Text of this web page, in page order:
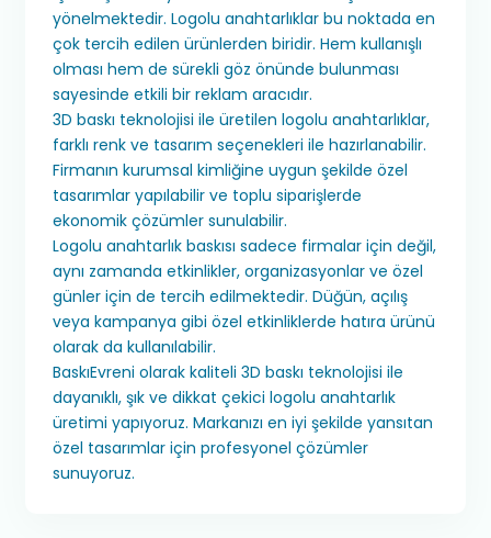
yönelmektedir. Logolu anahtarlıklar bu noktada en
çok tercih edilen ürünlerden biridir. Hem kullanışlı
olması hem de sürekli göz önünde bulunması
sayesinde etkili bir reklam aracıdır.
3D baskı teknolojisi ile üretilen logolu anahtarlıklar,
farklı renk ve tasarım seçenekleri ile hazırlanabilir.
Firmanın kurumsal kimliğine uygun şekilde özel
tasarımlar yapılabilir ve toplu siparişlerde
ekonomik çözümler sunulabilir.
Logolu anahtarlık baskısı sadece firmalar için değil,
aynı zamanda etkinlikler, organizasyonlar ve özel
günler için de tercih edilmektedir. Düğün, açılış
veya kampanya gibi özel etkinliklerde hatıra ürünü
olarak da kullanılabilir.
BaskıEvreni olarak kaliteli 3D baskı teknolojisi ile
dayanıklı, şık ve dikkat çekici logolu anahtarlık
üretimi yapıyoruz. Markanızı en iyi şekilde yansıtan
özel tasarımlar için profesyonel çözümler
sunuyoruz.